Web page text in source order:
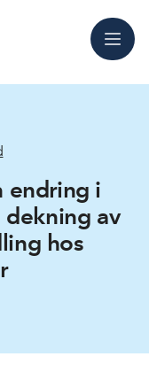
Meny
endring i
av
hos